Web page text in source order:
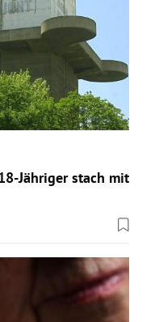
Jähriger stach mit